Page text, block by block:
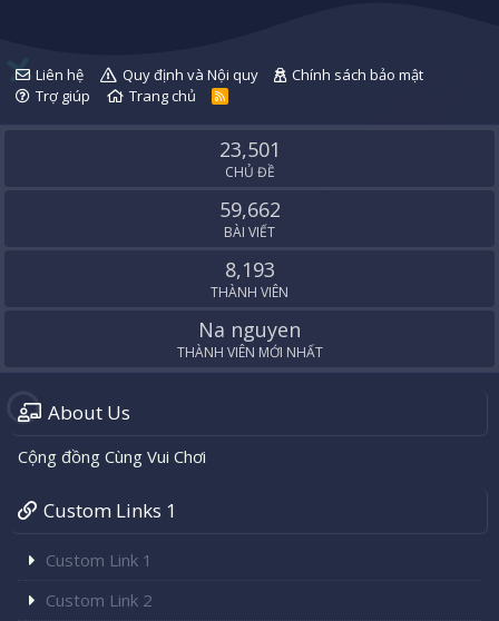
Liên hệ Quy định và Nội quy
Chính sách bảo mật
Trợ giúp
Trang chủ
R
S
23,501
CHỦ ĐỀ
59,662
BÀI VIẾT
8,193
THÀNH VIÊN
Na nguyen
THÀNH VIÊN MỚI NHẤT
About Us
Cộng đồng Cùng Vui Chơi
Custom Links 1
Custom Link 1
Custom Link 2